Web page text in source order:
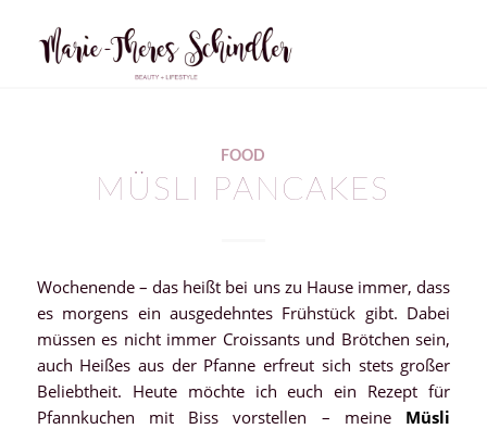
FOOD
MÜSLI PANCAKES
Wochenende – das heißt bei uns zu Hause immer, dass
es morgens ein ausgedehntes Frühstück gibt. Dabei
müssen es nicht immer Croissants und Brötchen sein,
auch Heißes aus der Pfanne erfreut sich stets großer
Beliebtheit. Heute möchte ich euch ein Rezept für
Pfannkuchen mit Biss vorstellen – meine Müsli